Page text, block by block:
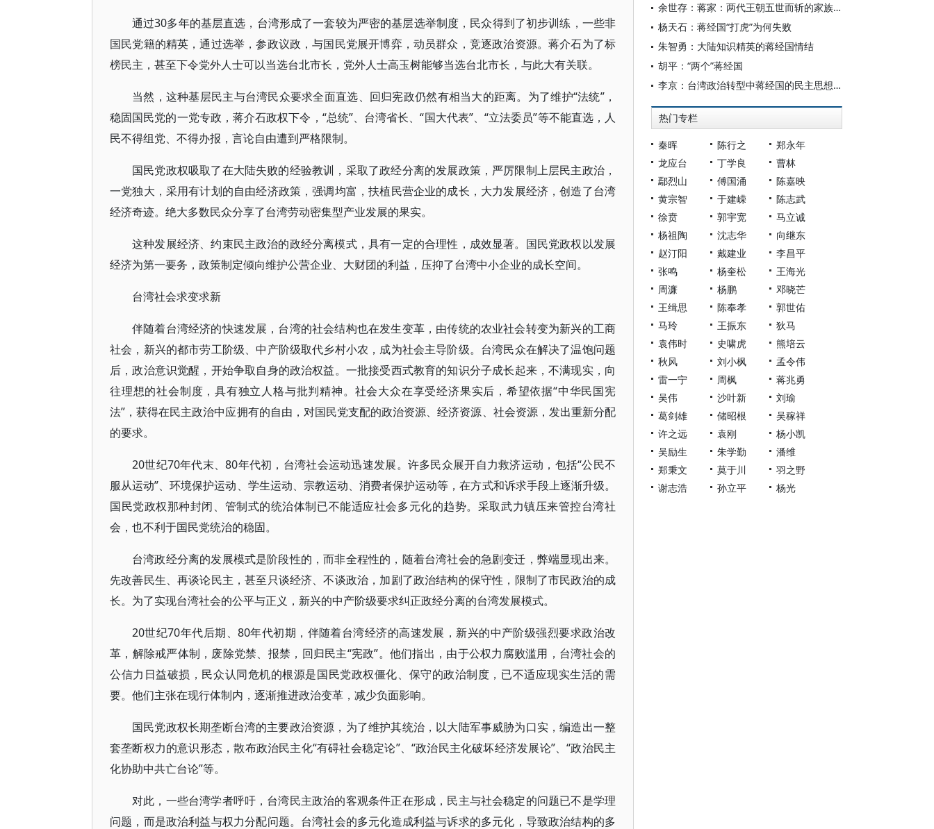
通过30多年的基层直选，台湾形成了一套较为严密的基层选举制度，民众得到了初步训练，一些非
国民党籍的精英，通过选举，参政议政，与国民党展开博弈，动员群众，竞逐政治资源。蒋介石为了标
榜民主，甚至下令党外人士可以当选台北市长，党外人士高玉树能够当选台北市长，与此大有关联。
当然，这种基层民主与台湾民众要求全面直选、回归宪政仍然有相当大的距离。为了维护“法统”，
稳固国民党的一党专政，蒋介石政权下令，“总统”、台湾省长、“国大代表”、“立法委员”等不能直选，人
民不得组党、不得办报，言论自由遭到严格限制。
国民党政权吸取了在大陆失败的经验教训，采取了政经分离的发展政策，严厉限制上层民主政治，
一党独大，采用有计划的自由经济政策，强调均富，扶植民营企业的成长，大力发展经济，创造了台湾
经济奇迹。绝大多数民众分享了台湾劳动密集型产业发展的果实。
这种发展经济、约束民主政治的政经分离模式，具有一定的合理性，成效显著。国民党政权以发展
经济为第一要务，政策制定倾向维护公营企业、大财团的利益，压抑了台湾中小企业的成长空间。
台湾社会求变求新
伴随着台湾经济的快速发展，台湾的社会结构也在发生变革，由传统的农业社会转变为新兴的工商
社会，新兴的都市劳工阶级、中产阶级取代乡村小农，成为社会主导阶级。台湾民众在解决了温饱问题
后，政治意识觉醒，开始争取自身的政治权益。一批接受西式教育的知识分子成长起来，不满现实，向
往理想的社会制度，具有独立人格与批判精神。社会大众在享受经济果实后，希望依据“中华民国宪
法”，获得在民主政治中应拥有的自由，对国民党支配的政治资源、经济资源、社会资源，发出重新分配
的要求。
20世纪70年代末、80年代初，台湾社会运动迅速发展。许多民众展开自力救济运动，包括“公民不
服从运动”、环境保护运动、学生运动、宗教运动、消费者保护运动等，在方式和诉求手段上逐渐升级。
国民党政权那种封闭、管制式的统治体制已不能适应社会多元化的趋势。采取武力镇压来管控台湾社
会，也不利于国民党统治的稳固。
台湾政经分离的发展模式是阶段性的，而非全程性的，随着台湾社会的急剧变迁，弊端显现出来。
先改善民生、再谈论民主，甚至只谈经济、不谈政治，加剧了政治结构的保守性，限制了市民政治的成
长。为了实现台湾社会的公平与正义，新兴的中产阶级要求纠正政经分离的台湾发展模式。
20世纪70年代后期、80年代初期，伴随着台湾经济的高速发展，新兴的中产阶级强烈要求政治改
革，解除戒严体制，废除党禁、报禁，回归民主“宪政”。他们指出，由于公权力腐败滥用，台湾社会的
公信力日益破损，民众认同危机的根源是国民党政权僵化、保守的政治制度，已不适应现实生活的需
要。他们主张在现行体制内，逐渐推进政治变革，减少负面影响。
国民党政权长期垄断台湾的主要政治资源，为了维护其统治，以大陆军事威胁为口实，编造出一整
套垄断权力的意识形态，散布政治民主化“有碍社会稳定论”、“政治民主化破坏经济发展论”、“政治民主
化协助中共亡台论”等。
对此，一些台湾学者呼吁，台湾民主政治的客观条件正在形成，民主与社会稳定的问题已不是学理
问题，而是政治利益与权力分配问题。台湾社会的多元化造成利益与诉求的多元化，导致政治结构的多
余世存：蒋家：两代王朝五世而斩的家族命运
杨天石：蒋经国“打虎”为何失败
朱智勇：大陆知识精英的蒋经国情结
胡平：“两个”蒋经国
李京：台湾政治转型中蒋经国的民主思想与改革抉择
热门专栏
秦晖 陈行之
郑永年
龙应台
丁学良
曹林
鄢烈山
傅国涌
陈嘉映
黄宗智
于建嵘
陈志武
徐贲
郭宇宽
马立诚
杨祖陶
沈志华
向继东
赵汀阳
戴建业
李昌平
张鸣
杨奎松
王海光
周濂
杨鹏
邓晓芒
王缉思
陈奉孝
郭世佑
马玲
王振东
狄马
袁伟时
史啸虎
熊培云
秋风
刘小枫
孟令伟
雷一宁
周枫
蒋兆勇
吴伟
沙叶新
刘瑜
葛剑雄
储昭根
吴稼祥
许之远
袁刚
杨小凯
吴励生
朱学勤
潘维
郑秉文
莫于川
羽之野
谢志浩
孙立平 杨光